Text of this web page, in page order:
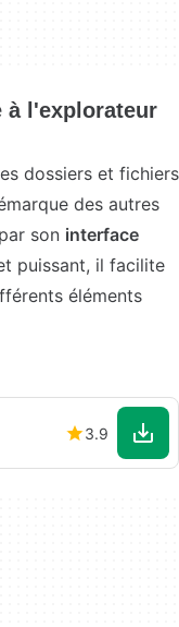
à l'explorateur
dossiers et fichiers
des autres
son interface
puissant, il facilite
éléments
3.9